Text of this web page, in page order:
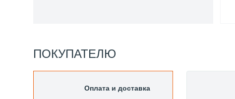
ПОКУПАТЕЛЮ
Оплата и доставка